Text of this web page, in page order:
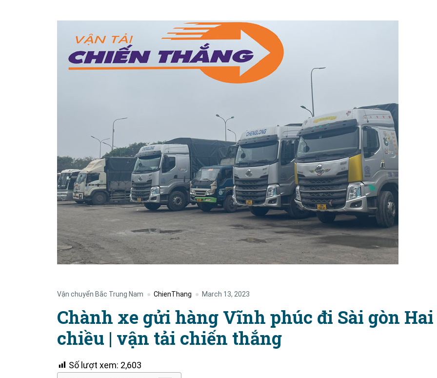
Vận chuyển Bắc Trung Nam ChienThang March 13, 2023
Chành xe gửi hàng Vĩnh phúc đi Sài gòn Hai
chiều | vận tải chiến thắng
Số lượt xem: 2,603